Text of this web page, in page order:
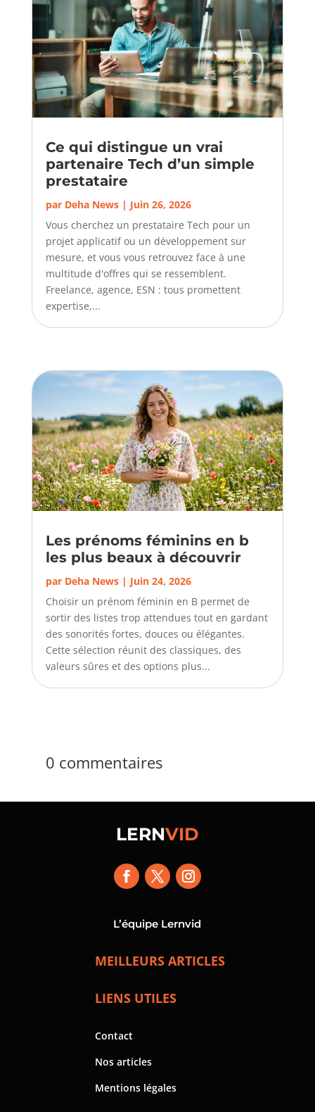
Ce qui distingue un vrai
partenaire Tech d’un simple
prestataire
par Deha News| Juin 26, 2026
Vous cherchez un prestataire Tech pour un
projet applicatif ou un développement sur
mesure, et vous vous retrouvez face à une
multitude d'offres qui se ressemblent.
Freelance, agence, ESN : tous promettent
expertise,...
Les prénoms féminins en b
les plus beaux à découvrir
par Deha News| Juin 24, 2026
Choisir un prénom féminin en B permet de
sortir des listes trop attendues tout en gardant
des sonorités fortes, douces ou élégantes.
Cette sélection réunit des classiques, des
valeurs sûres et des options plus...
0 commentaires
LERNVID
L’équipe Lernvid
MEILLEURS ARTICLES
LIENS UTILES
Contact
Nos articles
Mentions légales